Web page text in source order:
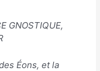
GNOSTIQUE,
Éons, et la